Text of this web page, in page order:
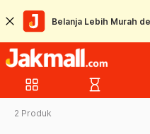
Belanja Lebih Murah
grid_view hourglass_empty
2 Produk